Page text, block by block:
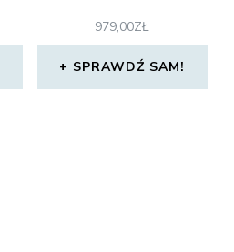
979,00ZŁ
SPRAWDŹ SAM!